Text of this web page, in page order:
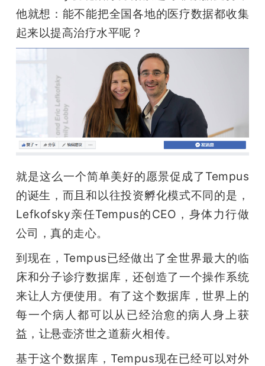
他就想：能不能把全国各地的医疗数据都收集
起来以提高治疗水平呢？
就是这么一个简单美好的愿景促成了Tempus
的诞生，而且和以往投资孵化模式不同的是，
Lefkofsky亲任Tempus的CEO，身体力行做
公司，真的走心。
到现在，Tempus已经做出了全世界最大的临
床和分子诊疗数据库，还创造了一个操作系统
来让人方便使用。有了这个数据库，世界上的
每一个病人都可以从已经治愈的病人身上获
益，让悬壶济世之道薪火相传。
基于这个数据库，Tempus现在已经可以对外